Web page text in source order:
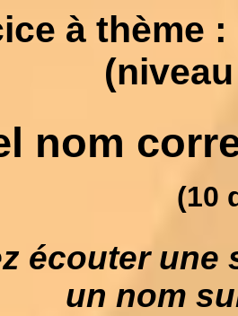
à thème
nom
(10
écouter une
un nom